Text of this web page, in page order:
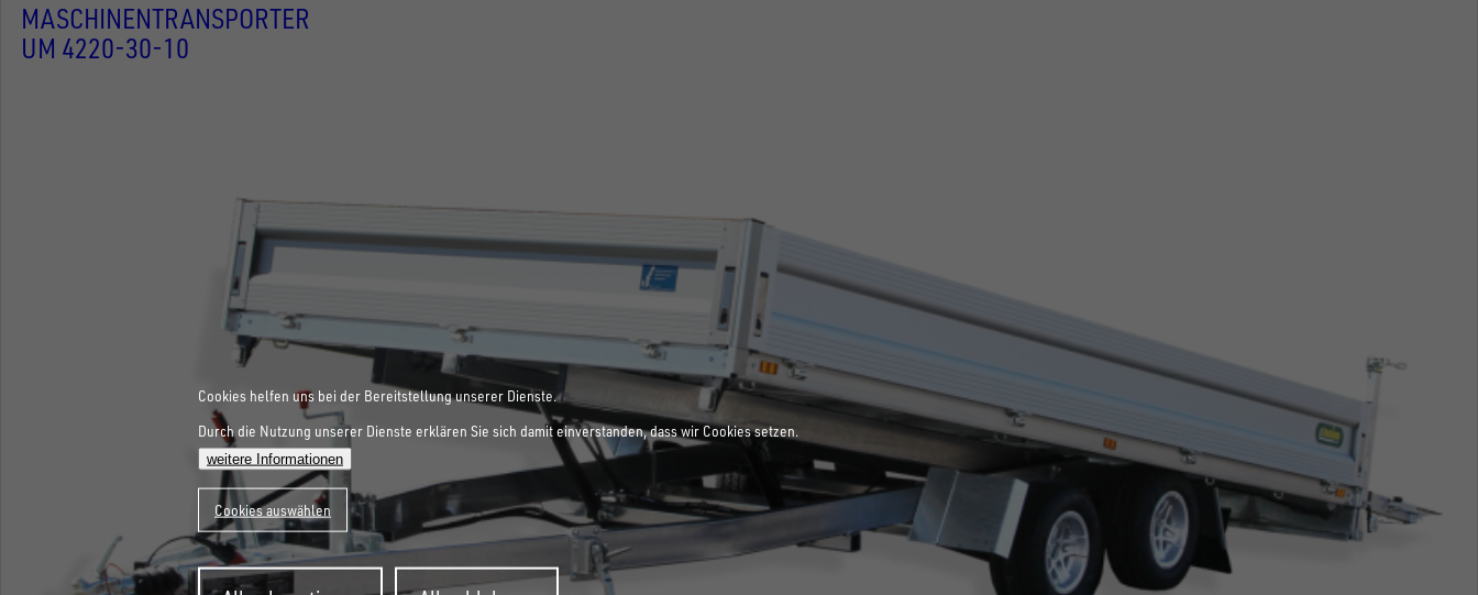
MASCHINENTRANSPORTER
UM 4220-30-10
Cookies helfen uns bei der Bereitstellung unserer Dienste.
Durch die Nutzung unserer Dienste erklären Sie sich damit einverstanden, dass wir Cookies setzen.
weitere Informationen
Cookies auswählen